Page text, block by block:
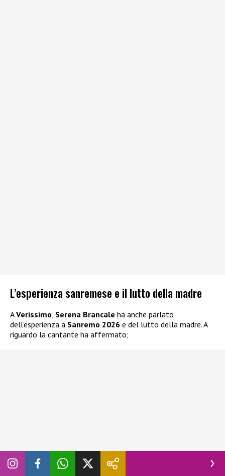
L’esperienza sanremese e il lutto della madre
AVerissimo, Serena Brancale ha anche parlato
dell’esperienza a Sanremo 2026 e del lutto della madre. A
riguardo la cantante ha affermato;